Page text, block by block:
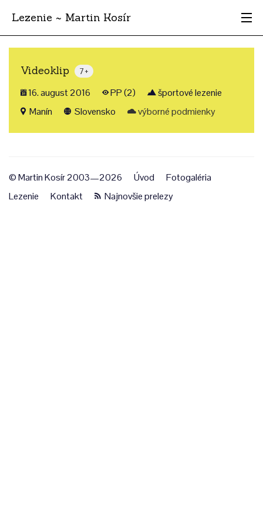
Lezenie ~ Martin Kosír
Najhodnotnejšie
Krajina
Štýl
Videoklip 7+
16. august 2016 PP (2)
športové lezenie
Manín
Slovensko výborné podmienky
© Martin Kosír 2003—2026 Úvod
Fotogaléria
Lezenie
Kontakt Najnovšie prelezy